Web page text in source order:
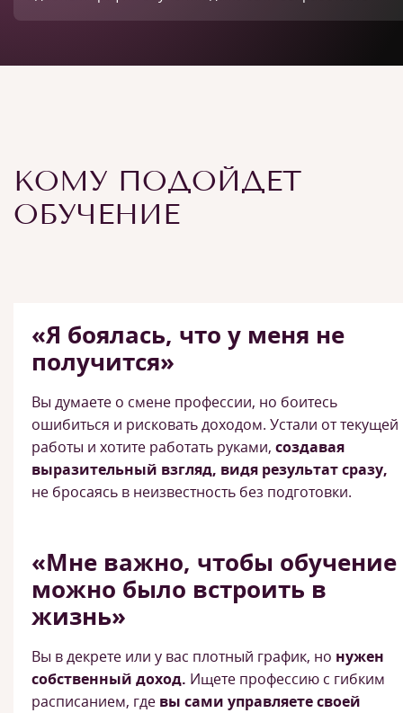
КОМУ ПОДОЙДЕТ
ОБУЧЕНИЕ
«Я боялась, что у меня не
получится»
Вы думаете о смене профессии, но боитесь
ошибиться и рисковать доходом. Устали от текущей
работы и хотите работать руками, создавая
выразительный взгляд, видя результат сразу,
не бросаясь в неизвестность без подготовки.
«Мне важно, чтобы обучение
можно было встроить в
жизнь»
Вы в декрете или у вас плотный график, но нужен
собственный доход. Ищете профессию с гибким
расписанием, где вы сами управляете своей